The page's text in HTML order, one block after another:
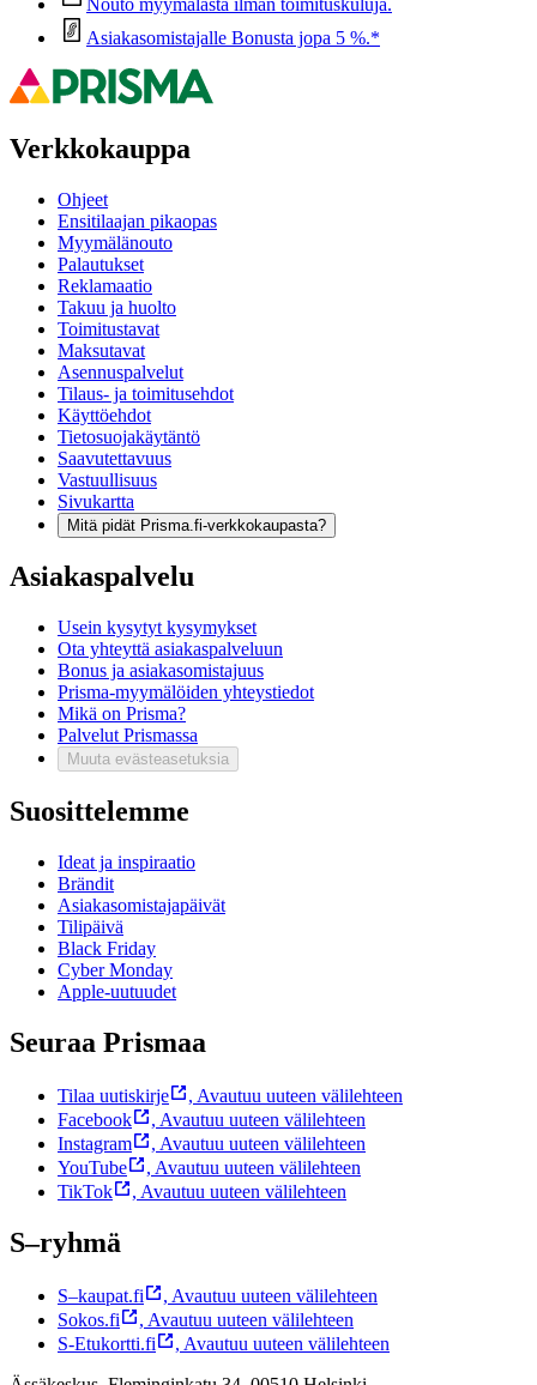
Asiakasomistajalle Bonusta jopa 5 %.*
Verkkokauppa
Ohjeet
Ensitilaajan pikaopas
Myymälänouto
Palautukset
Reklamaatio
Takuu ja huolto
Toimitustavat
Maksutavat
Asennuspalvelut
Tilaus- ja toimitusehdot
Käyttöehdot
Tietosuojakäytäntö
Saavutettavuus
Vastuullisuus
Sivukartta
Mitä pidät Prisma.fi-verkkokaupasta?
Asiakaspalvelu
Usein kysytyt kysymykset
Ota yhteyttä asiakaspalveluun
Bonus ja asiakasomistajuus
Prisma-myymälöiden yhteystiedot
Mikä on Prisma?
Palvelut Prismassa
Muuta evästeasetuksia
Suosittelemme
Ideat ja inspiraatio
Brändit
Asiakasomistajapäivät
Tilipäivä
Black Friday
Cyber Monday
Apple-uutuudet
Seuraa Prismaa
Tilaa uutiskirje , Avautuu uuteen välilehteen
Facebook
, Avautuu uuteen välilehteen
Instagram
, Avautuu uuteen välilehteen
YouTube
, Avautuu uuteen välilehteen
TikTok
, Avautuu uuteen välilehteen
S–ryhmä
S–kaupat.fi , Avautuu uuteen välilehteen
Sokos.fi
, Avautuu uuteen välilehteen
S-Etukortti.fi
, Avautuu uuteen välilehteen